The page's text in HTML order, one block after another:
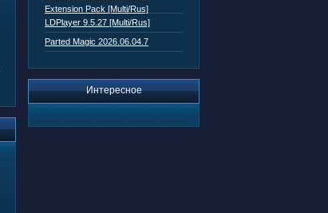
Extension Pack [Multi/Rus]
LDPlayer 9.5.27 [Multi/Rus]
Parted Magic 2026.06.04.7
Интересное